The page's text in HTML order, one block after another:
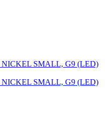
NICKEL SMALL, G9 (LED)
NICKEL SMALL, G9 (LED)